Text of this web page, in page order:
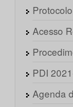
Acesso
PDI
Agenda